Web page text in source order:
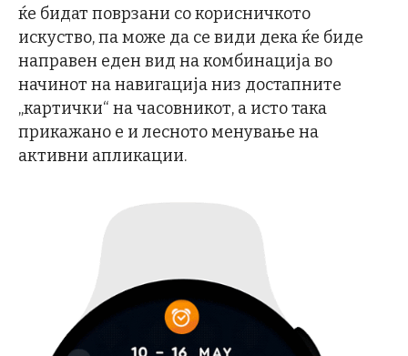
ќе бидат поврзани со корисничкото
искуство, па може да се види дека ќе биде
направен еден вид на комбинација во
начинот на навигација низ достапните
„картички“ на часовникот, а исто така
прикажано е и лесното менување на
активни апликации.